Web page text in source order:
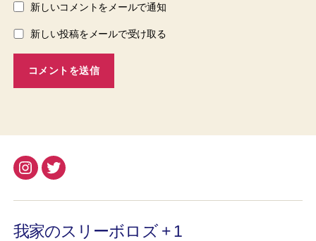
新しいコメントをメールで通知
新しい投稿をメールで受け取る
Instagram
Twitter
我家のスリーボロズ + 1